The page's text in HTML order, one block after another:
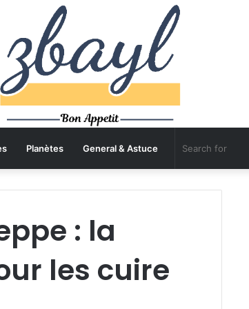
Planètes General & Astuce
: la
les cuire